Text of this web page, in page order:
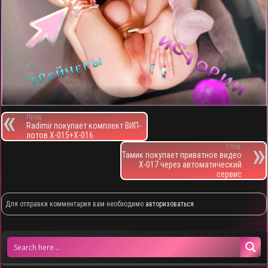
Пред.
Radimir покупает комплект ВИП-
лотов X-015+X-016
След.
Тамик покупает приватное видео
X-017 через автоматический
сервис
Для отправки комментария вам необходимо авторизоваться.